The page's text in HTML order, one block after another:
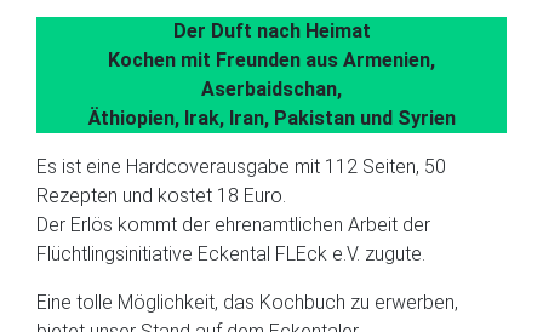
Der Duft nach Heimat
Kochen mit Freunden aus Armenien,
Aserbaidschan,
Äthiopien, Irak, Iran, Pakistan und Syrien
Es ist eine Hardcoverausgabe mit 112 Seiten, 50
Rezepten und kostet 18 Euro.
Der Erlös kommt der ehrenamtlichen Arbeit der
Flüchtlingsinitiative Eckental FLEck e.V. zugute.
Eine tolle Möglichkeit, das Kochbuch zu erwerben,